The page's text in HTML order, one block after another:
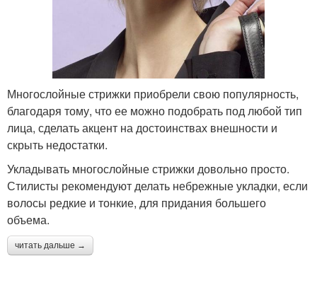
Многослойные стрижки приобрели свою популярность,
благодаря тому, что ее можно подобрать под любой тип
лица, сделать акцент на достоинствах внешности и
скрыть недостатки.
Укладывать многослойные стрижки довольно просто.
Стилисты рекомендуют делать небрежные укладки, если
волосы редкие и тонкие, для придания большего
объема.
читать дальше →